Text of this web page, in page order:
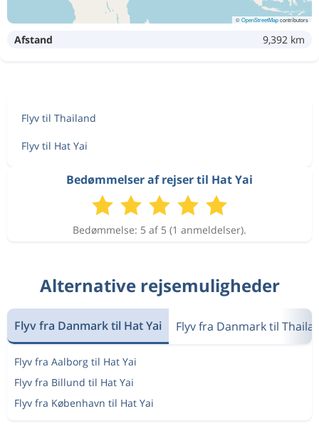
©OpenStreetMapcontributors
Afstand 9,392 km
Flyv til Thailand
Flyv til Hat Yai
Bedømmelser af rejser til Hat Yai
Bedømmelse: 5 af 5 (1 anmeldelser).
Alternative rejsemuligheder
Flyv fra Danmark til Hat Yai Flyv fra Danmark til
Flyv fra Aalborg til Hat Yai
Flyv fra Billund til Hat Yai
Flyv fra København til Hat Yai